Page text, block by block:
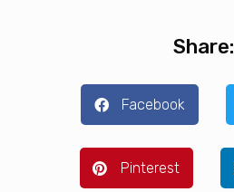
Share:
Facebook
Pinterest